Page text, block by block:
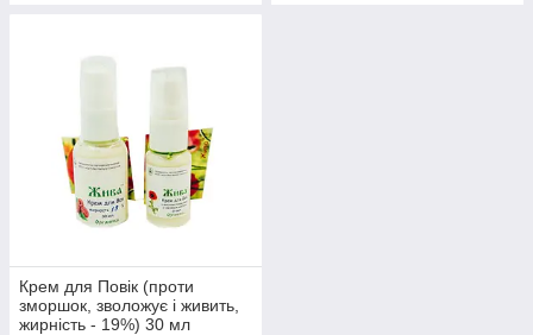
Крем для Повік (проти
зморшок, зволожує і живить,
жирність - 19%) 30 мл